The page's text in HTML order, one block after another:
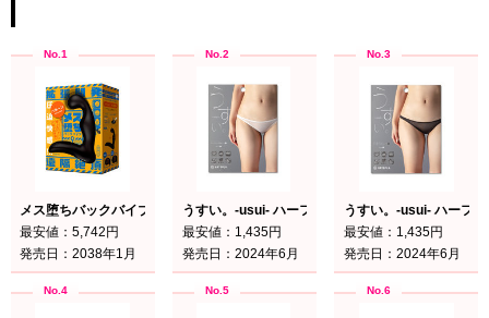
メス堕ちバックバイブ9 バルーン
最安値：5,742円
発売日：2038年1月
うすい。-usui- ハーフバックショーツ() 白
最安値：1,435円
発売日：2024年6月
うすい。-usui- ハーフ
最安値：1,435円
発売日：2024年6月